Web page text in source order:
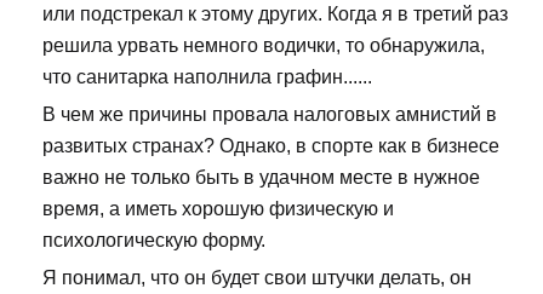
или подстрекал к этому других. Когда я в третий раз
решила урвать немного водички, то обнаружила,
что санитарка наполнила графин......
В чем же причины провала налоговых амнистий в
развитых странах? Однако, в спорте как в бизнесе
важно не только быть в удачном месте в нужное
время, а иметь хорошую физическую и
психологическую форму.
Я понимал, что он будет свои штучки делать, он